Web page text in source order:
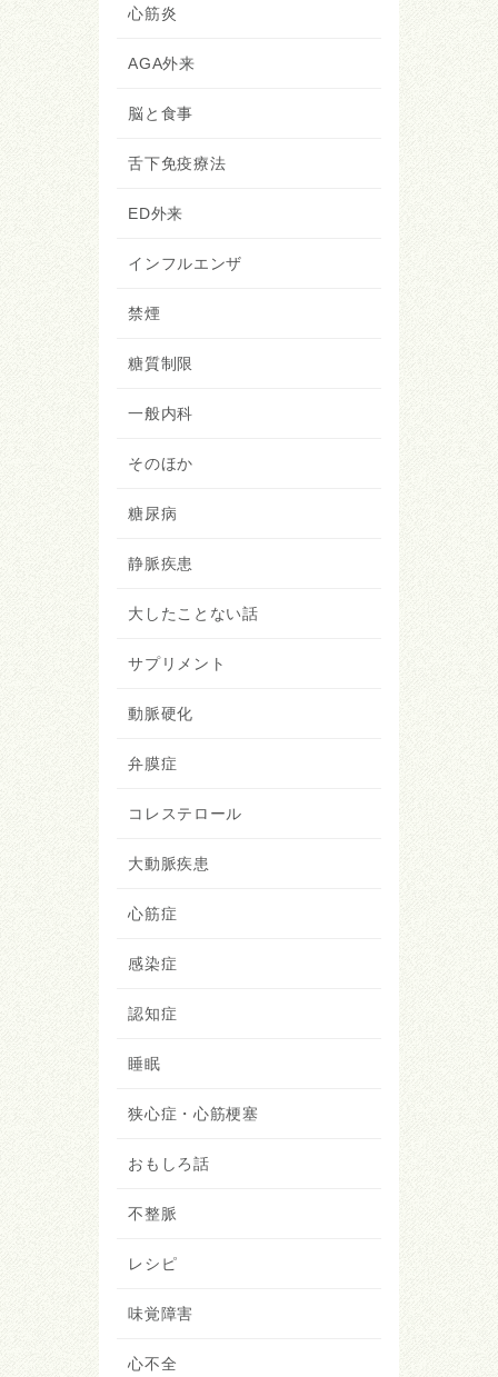
心筋炎
AGA外来
脳と食事
舌下免疫療法
ED外来
インフルエンザ
禁煙
糖質制限
一般内科
そのほか
糖尿病
静脈疾患
大したことない話
サプリメント
動脈硬化
弁膜症
コレステロール
大動脈疾患
心筋症
感染症
認知症
睡眠
狭心症・心筋梗塞
おもしろ話
不整脈
レシピ
味覚障害
心不全